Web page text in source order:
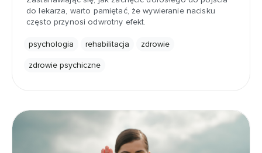
do lekarza, warto pamiętać, że wywieranie nacisku
często przynosi odwrotny efekt.
psychologia rehabilitacja zdrowie
zdrowie psychiczne